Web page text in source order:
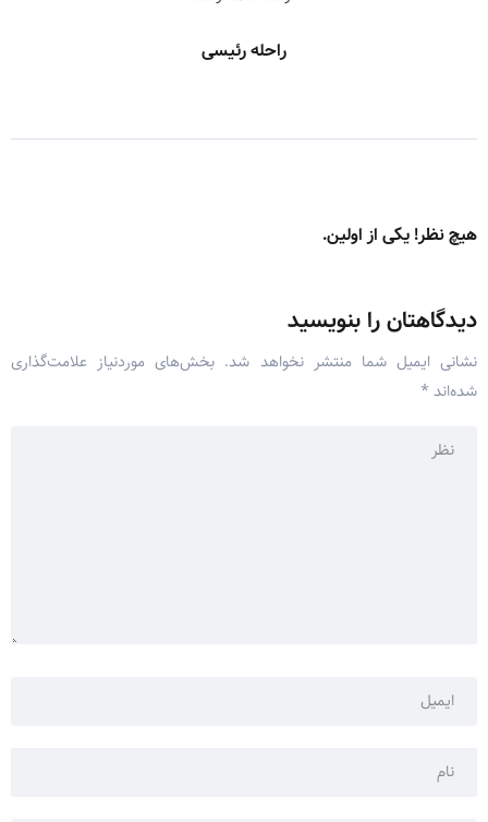
راحله رئیسی
هیچ نظر! یکی از اولین.
دیدگاهتان را بنویسید
نشانی ایمیل شما منتشر نخواهد شد. بخش‌های موردنیاز علامت‌گذاری
شده‌اند *